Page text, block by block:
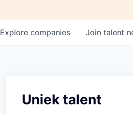
Explore companies Join talent
Uniek talent